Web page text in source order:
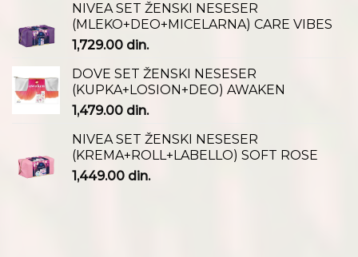
NIVEA SET ŽENSKI NESESER
(MLEKO+DEO+MICELARNA) CARE VIBES
1,729.00 din.
DOVE SET ŽENSKI NESESER
(KUPKA+LOSION+DEO) AWAKEN
1,479.00 din.
NIVEA SET ŽENSKI NESESER
(KREMA+ROLL+LABELLO) SOFT ROSE
1,449.00 din.